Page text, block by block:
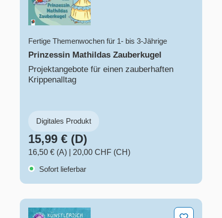
Fertige Themenwochen für 1- bis 3-Jährige
Prinzessin Mathildas Zauberkugel
Projektangebote für einen zauberhaften
Krippenalltag
Digitales Produkt
15,99 € (D)
16,50 € (A)
20,00 CHF (CH)
Sofort lieferbar
Künstlerisch durchs Kita-Jahr